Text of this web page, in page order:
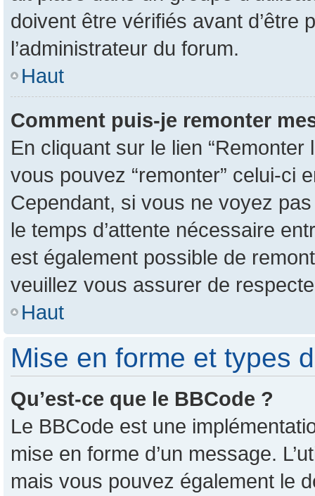
doivent être vérifiés avant d’être
l’administrateur du forum.
Haut
Comment puis-je remonter
En cliquant sur le lien
vous pouvez “remonter” celui-ci
Cependant, si vous ne voyez
le temps d’attente nécessaire
est également possible de
veuillez vous assurer de
Haut
Mise en forme et types
Qu’est-ce que le BBCode ?
Le BBCode est une
mise en forme d’un message.
mais vous pouvez également le